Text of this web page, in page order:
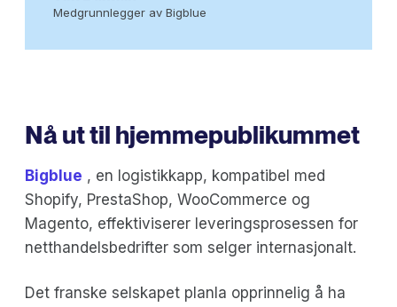
Medgrunnlegger av Bigblue
Nå ut til hjemmepublikummet
Bigblue , en logistikkapp, kompatibel med
Shopify, PrestaShop, WooCommerce og
Magento, effektiviserer leveringsprosessen for
netthandelsbedrifter som selger internasjonalt.
Det franske selskapet planla opprinnelig å ha